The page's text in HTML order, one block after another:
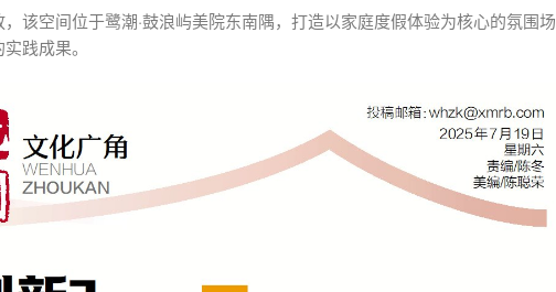
空间位于鹭潮·鼓浪屿美院东南隅，打造以家庭度假体验为核心的氛围场
践成果。